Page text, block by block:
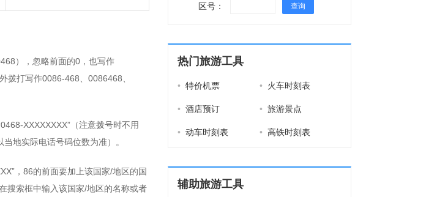
），忽略前面的0，也写作
拨打写作0086-468、0086468、
XXXXXXXX”（注意拨号时不用
地实际电话号码位数为准）。
，86的前面要加上该国家/地区的国
搜索框中输入该国家/地区的名称或者
区号： 查询
热门旅游工具
• 特价机票 • 火车时刻表
• 酒店预订 • 旅游景点
• 动车时刻表 • 高铁时刻表
辅助旅游工具